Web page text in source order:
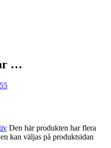
…
Den här produkten har flera
kan väljas på produktsidan